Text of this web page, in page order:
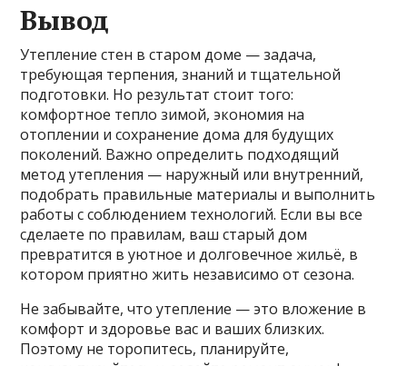
Вывод
Утепление стен в старом доме — задача,
требующая терпения, знаний и тщательной
подготовки. Но результат стоит того:
комфортное тепло зимой, экономия на
отоплении и сохранение дома для будущих
поколений. Важно определить подходящий
метод утепления — наружный или внутренний,
подобрать правильные материалы и выполнить
работы с соблюдением технологий. Если вы все
сделаете по правилам, ваш старый дом
превратится в уютное и долговечное жильё, в
котором приятно жить независимо от сезона.
Не забывайте, что утепление — это вложение в
комфорт и здоровье вас и ваших близких.
Поэтому не торопитесь, планируйте,